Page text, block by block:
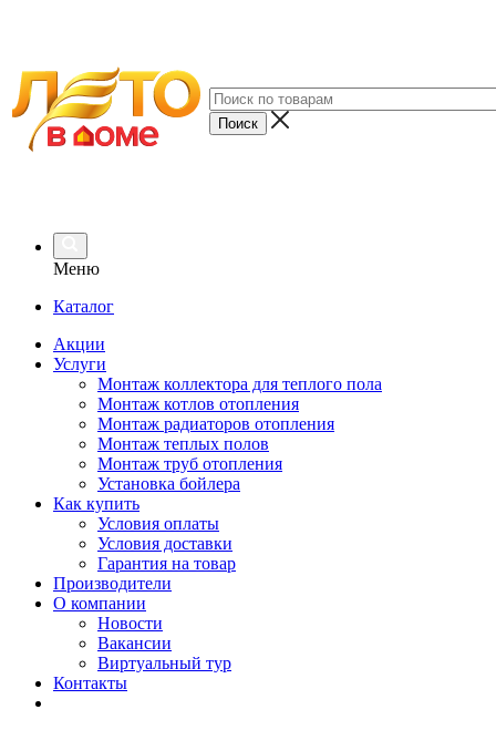
Меню
Каталог
Акции
Услуги
Монтаж коллектора для теплого пола
Монтаж котлов отопления
Монтаж радиаторов отопления
Монтаж теплых полов
Монтаж труб отопления
Установка бойлера
Как купить
Условия оплаты
Условия доставки
Гарантия на товар
Производители
О компании
Новости
Вакансии
Виртуальный тур
Контакты